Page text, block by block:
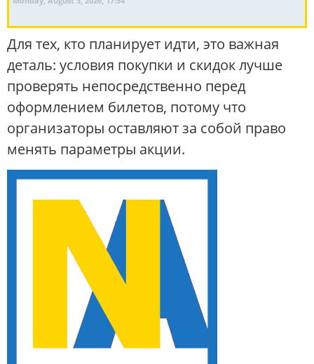
Для тех, кто планирует идти, это важная
деталь: условия покупки и скидок лучше
проверять непосредственно перед
оформлением билетов, потому что
организаторы оставляют за собой право
менять параметры акции.